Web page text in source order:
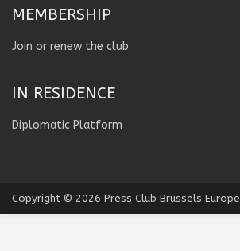
MEMBERSHIP
Join or renew the club
IN RESIDENCE
Diplomatic Platform
Copyright © 2026 Press Club Brussels Europe